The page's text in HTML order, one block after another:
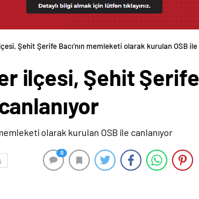
Şehit Şerife Bacı’nın memleketi olarak kurulan OSB ile
ilçesi, Şehit Şerife
0